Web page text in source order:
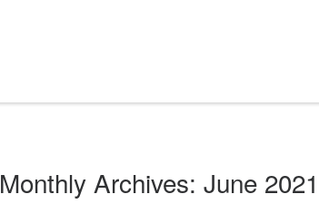
Monthly Archives: June 2021